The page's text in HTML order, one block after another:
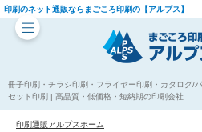
印刷のネット通販ならまごころ印刷の【アルプス】
冊子印刷・チラシ印刷・フライヤー印刷・カタログ/
セット印刷 | 高品質・低価格・短納期の印刷会社
印刷通販アルプスホーム